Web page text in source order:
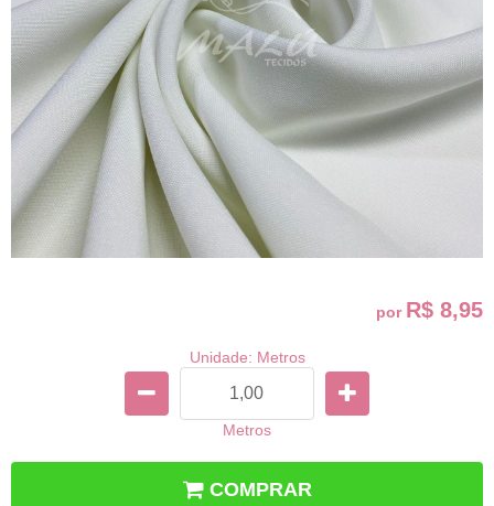
por R$ 8,95
Unidade: Metros
Metros
COMPRAR